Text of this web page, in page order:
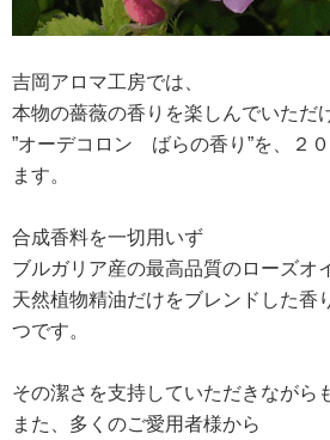
吉岡アロマ工房では、
本物の薔薇の香りを楽しんでいただ
”オーデコロン ばらの香り”を、２
ます。
合成香料を一切用いず
ブルガリア産の最高品質のローズオ
天然植物精油だけをブレンドした香
つです。
その潔さを支持していただきながら
また、多くのご愛用者様から